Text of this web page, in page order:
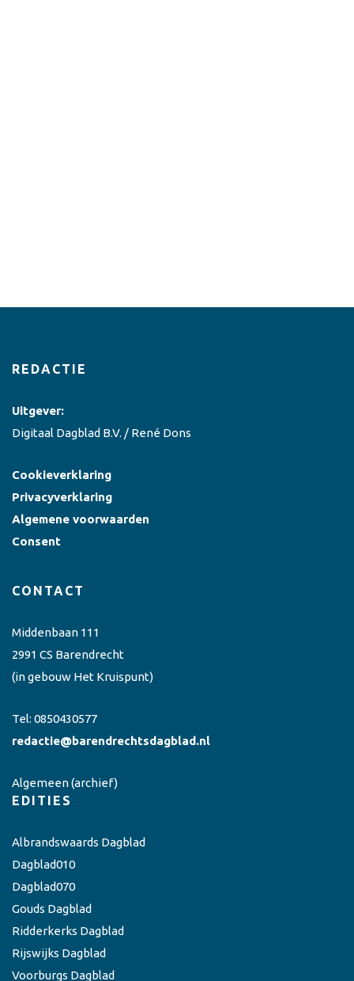
REDACTIE
Uitgever:
Digitaal Dagblad B.V. / René Dons
Cookieverklaring
Privacyverklaring
Algemene voorwaarden
Consent
CONTACT
Middenbaan 111
2991 CS Barendrecht
(in gebouw Het Kruispunt)
Tel: 0850430577
redactie@barendrechtsdagblad.nl
Algemeen(archief)
EDITIES
Albrandswaards Dagblad
Dagblad010
Dagblad070
Gouds Dagblad
Ridderkerks Dagblad
Rijswijks Dagblad
Voorburgs Dagblad